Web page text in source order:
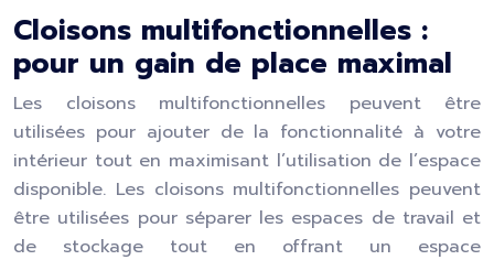
Cloisons multifonctionnelles :
pour un gain de place maximal
Les cloisons multifonctionnelles peuvent être
utilisées pour ajouter de la fonctionnalité à votre
intérieur tout en maximisant l’utilisation de l’espace
disponible. Les cloisons multifonctionnelles peuvent
être utilisées pour séparer les espaces de travail et
de stockage tout en offrant un espace